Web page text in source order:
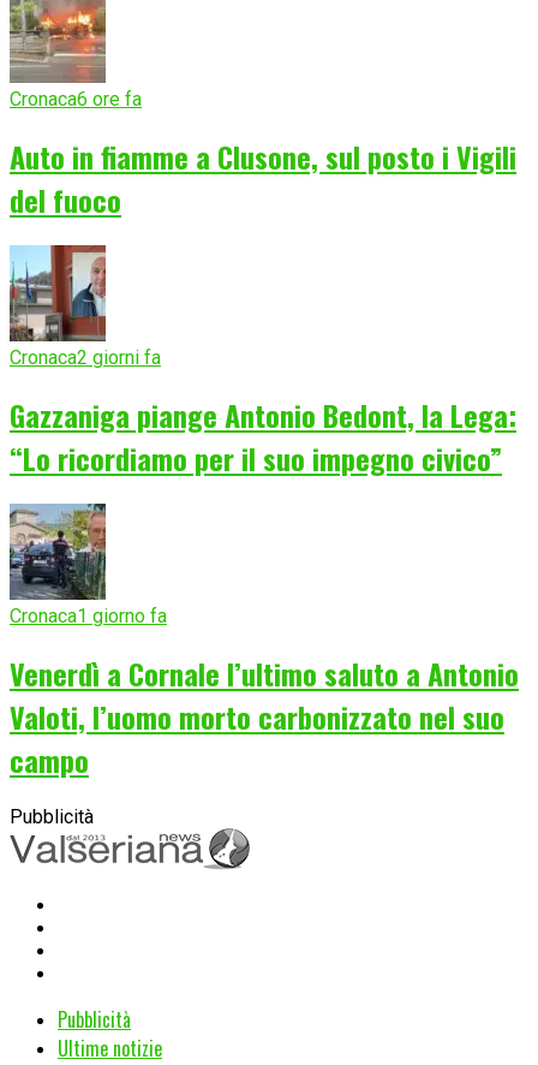
Cronaca6 ore fa
Auto in fiamme a Clusone, sul posto i Vigili
del fuoco
Cronaca2 giorni fa
Gazzaniga piange Antonio Bedont, la Lega:
“Lo ricordiamo per il suo impegno civico”
Cronaca1 giorno fa
Venerdì a Cornale l’ultimo saluto a Antonio
Valoti, l’uomo morto carbonizzato nel suo
campo
Pubblicità
Pubblicità
Ultime notizie